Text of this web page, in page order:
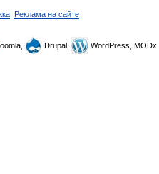
Реклама на сайте
Drupal, WordPress, MODx.